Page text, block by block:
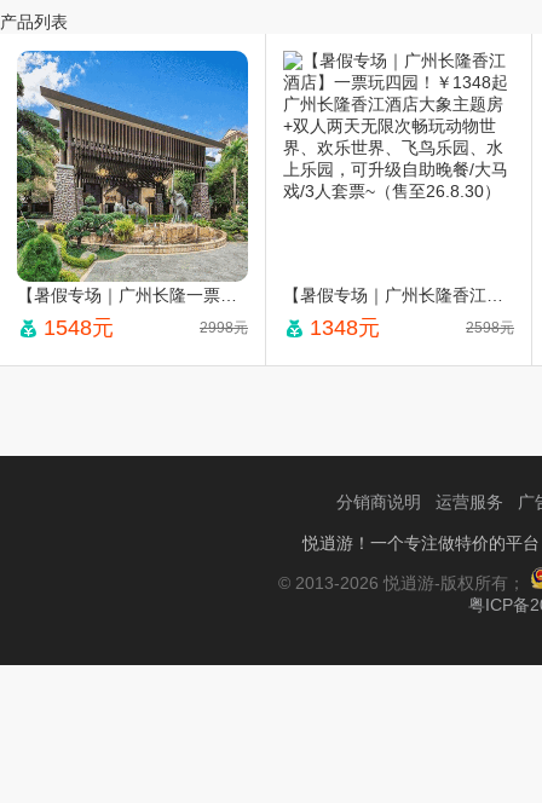
产品列表
1548元 2998元 1348元 2598元
分销商说明 运营服务 广
悦逍游！一个专注做特价的平
© 2013-2026 悦逍游-版权所有；
粤ICP备